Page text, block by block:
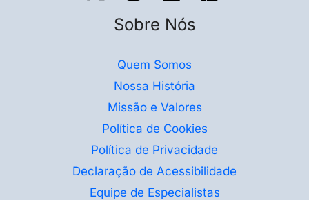
Sobre Nós
Quem Somos
Nossa História
Missão e Valores
Política de Cookies
Política de Privacidade
Declaração de Acessibilidade
Equipe de Especialistas